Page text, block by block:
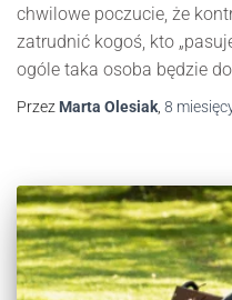
chwilowe poczucie, że
zatrudnić kogoś, kto
ogóle taka osoba będzie
Przez Marta Olesiak 8